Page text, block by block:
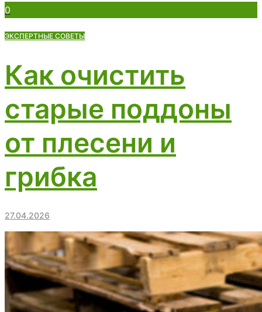
0
ЭКСПЕРТНЫЕ СОВЕТЫ
Как очистить
старые поддоны
от плесени и
грибка
27.04.2026